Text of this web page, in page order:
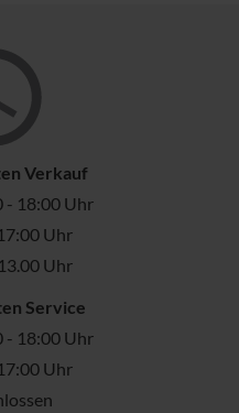
Verkauf
- 18:00 Uhr
Uhr
Uhr
Service
- 18:00 Uhr
Uhr